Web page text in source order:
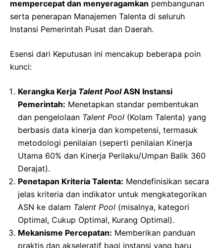
mempercepat dan menyeragamkan pembangunan
serta penerapan Manajemen Talenta di seluruh
Instansi Pemerintah Pusat dan Daerah.
Esensi dari Keputusan ini mencakup beberapa poin
kunci:
Kerangka Kerja Talent PoolASN Instansi
Pemerintah: Menetapkan standar pembentukan
dan pengelolaan Talent Pool (Kolam Talenta) yang
berbasis data kinerja dan kompetensi, termasuk
metodologi penilaian (seperti penilaian Kinerja
Utama 60% dan Kinerja Perilaku/Umpan Balik 360
Derajat).
Penetapan Kriteria Talenta: Mendefinisikan secara
jelas kriteria dan indikator untuk mengkategorikan
ASN ke dalam Talent Pool (misalnya, kategori
Optimal, Cukup Optimal, Kurang Optimal).
Mekanisme Percepatan: Memberikan panduan
praktis dan akseleratif bagi instansi yang baru